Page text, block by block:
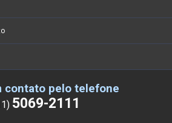
contato pelo telefone
5069-2111